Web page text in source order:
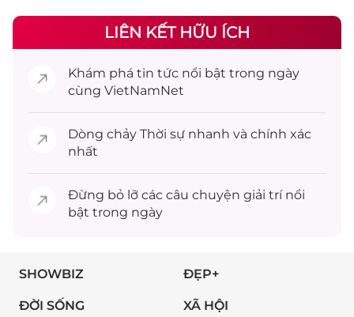
LIÊN KẾT HỮU ÍCH
Khám phá tin tức nổi bật trong ngày
cùng VietNamNet
Dòng chảy Thời sự nhanh và chính xác
nhất
Đừng bỏ lỡ các câu chuyện giải trínổi
bật trong ngày
SHOWBIZ ĐẸP+
ĐỜI SỐNG XÃ HỘI